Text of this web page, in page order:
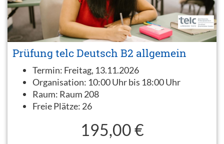
Prüfung telc Deutsch B2 allgemein
Termin: Freitag, 13.11.2026
Organisation: 10:00 Uhr bis 18:00 Uhr
Raum: Raum 208
Freie Plätze: 26
195,00 €